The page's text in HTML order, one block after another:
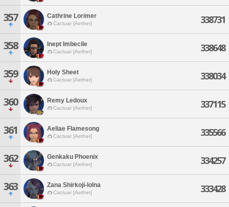
357 Cathrine Lorimer
Cactuar [Aether] 338731
358 Inept Imbecile
Cactuar [Aether] 338648
359 Holy Sheet
Cactuar [Aether] 338034
360 Remy Ledoux
Cactuar [Aether] 337115
361 Aeliae Flamesong
Cactuar [Aether] 335566
362 Genkaku Phoenix
Cactuar [Aether] 334257
363 Zana Shirkoji-lolna
Cactuar [Aether] 333428